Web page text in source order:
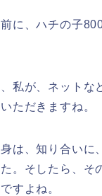
に、ハチの子
私が、ネットな
ただきますね。
は、知り合いに
。そしたら、
すよね。